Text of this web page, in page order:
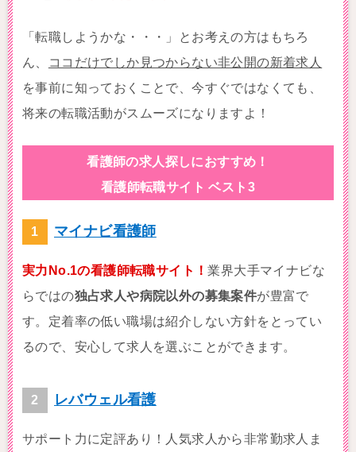
「転職しようかな・・・」とお考えの方はもちろ
ん、
ココだけでしか見つからない非公開の新着求人
を事前に知っておくことで、今すぐではなくても、
将来の転職活動がスムーズになりますよ！
看護師の求人探しにおすすめ！
看護師転職サイト ベスト3
マイナビ看護師
実力No.1の看護師転職サイト！業界大手マイナビな
らではの独占求人や病院以外の募集案件が豊富で
す。定着率の低い職場は紹介しない方針をとってい
るので、安心して求人を選ぶことができます。
レバウェル看護
サポート力に定評あり！人気求人から非常勤求人ま